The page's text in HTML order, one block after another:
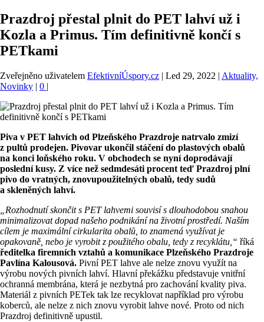
Prazdroj přestal plnit do PET lahví už i
Kozla a Primus. Tím definitivně končí s
PETkami
Zveřejněno uživatelem EfektivníÚspory.cz | Led 29, 2022 | Aktuality,
Novinky | 0 |
Piva v PET lahvích od Plzeňského Prazdroje natrvalo zmizí
z pultů prodejen. Pivovar ukončil stáčení do plastových obalů
na konci loňského roku. V obchodech se nyní doprodávají
poslední kusy. Z více než sedmdesáti procent teď Prazdroj plní
pivo do vratných, znovupoužitelných obalů, tedy sudů
a skleněných lahví.
„Rozhodnutí skončit s PET lahvemi souvisí s dlouhodobou snahou
minimalizovat dopad našeho podnikání na životní prostředí. Naším
cílem je maximální cirkularita obalů, to znamená využívat je
opakovaně, nebo je vyrobit z použitého obalu, tedy z recyklátu,“ říká
ředitelka firemních vztahů a komunikace Plzeňského Prazdroje
Pavlína Kalousová. Pivní PET lahve ale nelze znovu využít na
výrobu nových pivních lahví. Hlavní překážku představuje vnitřní
ochranná membrána, která je nezbytná pro zachování kvality piva.
Materiál z pivních PETek tak lze recyklovat například pro výrobu
koberců, ale nelze z nich znovu vyrobit lahve nové. Proto od nich
Prazdroj definitivně upustil.